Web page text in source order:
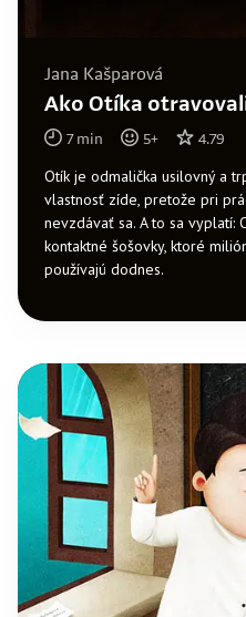
Jana Kašparová
Ako Otíka
7min 5+ 4.79
Otík je odmalička usilovný a
vlastnosť zíde, pretože pri
nevzdávať sa. A to sa vyplatí:
kontaktné šošovky, ktoré
používajú dodnes.